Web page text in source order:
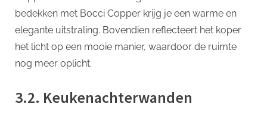
bedekken met Bocci Copper krijg je een warme en
elegante uitstraling. Bovendien reflecteert het koper
het licht op een mooie manier, waardoor de ruimte
nog meer oplicht.
3.2. Keukenachterwanden